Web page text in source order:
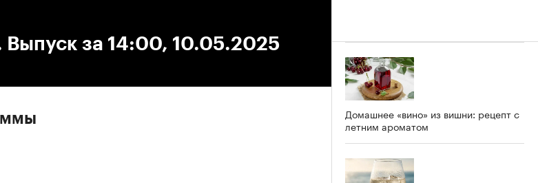
Выпуск за 14:00, 10.05.2025
Домашнее «вино» из вишни: рецепт с
летним ароматом